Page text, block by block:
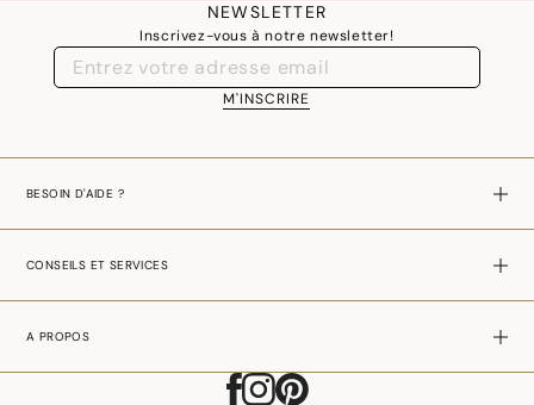
NEWSLETTER
Inscrivez-vous à notre newsletter!
M'INSCRIRE
BESOIN D'AIDE ?
CONSEILS ET SERVICES
A PROPOS